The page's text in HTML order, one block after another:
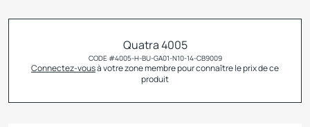
Quatra 4005
CODE #4005-H-BU-GA01-N10-14-CB9009
Connectez-vousà votre zone membre pour connaître le prix de ce
produit